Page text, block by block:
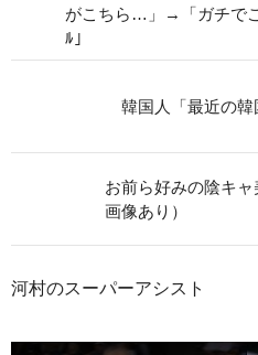
がこちら…」→「ガチで
ﾙ」
韓国人「最近の
お前ら好みの陰キ
画像あり）
河村のスーパーアシスト